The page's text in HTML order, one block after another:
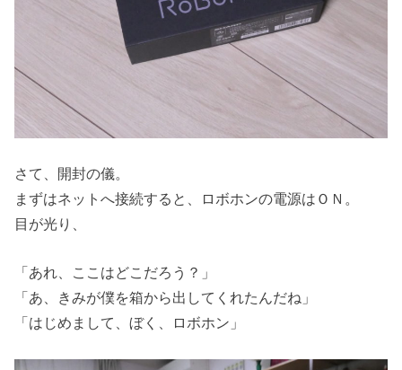
さて、開封の儀。
まずはネットへ接続すると、ロボホンの電源はＯＮ。
目が光り、
「あれ、ここはどこだろう？」
「あ、きみが僕を箱から出してくれたんだね」
「はじめまして、ぼく、ロボホン」